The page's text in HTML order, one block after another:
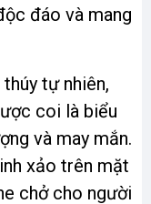
đáo và mang
tự nhiên,
coi là biểu
và may mắn.
xảo trên mặt
chở cho người